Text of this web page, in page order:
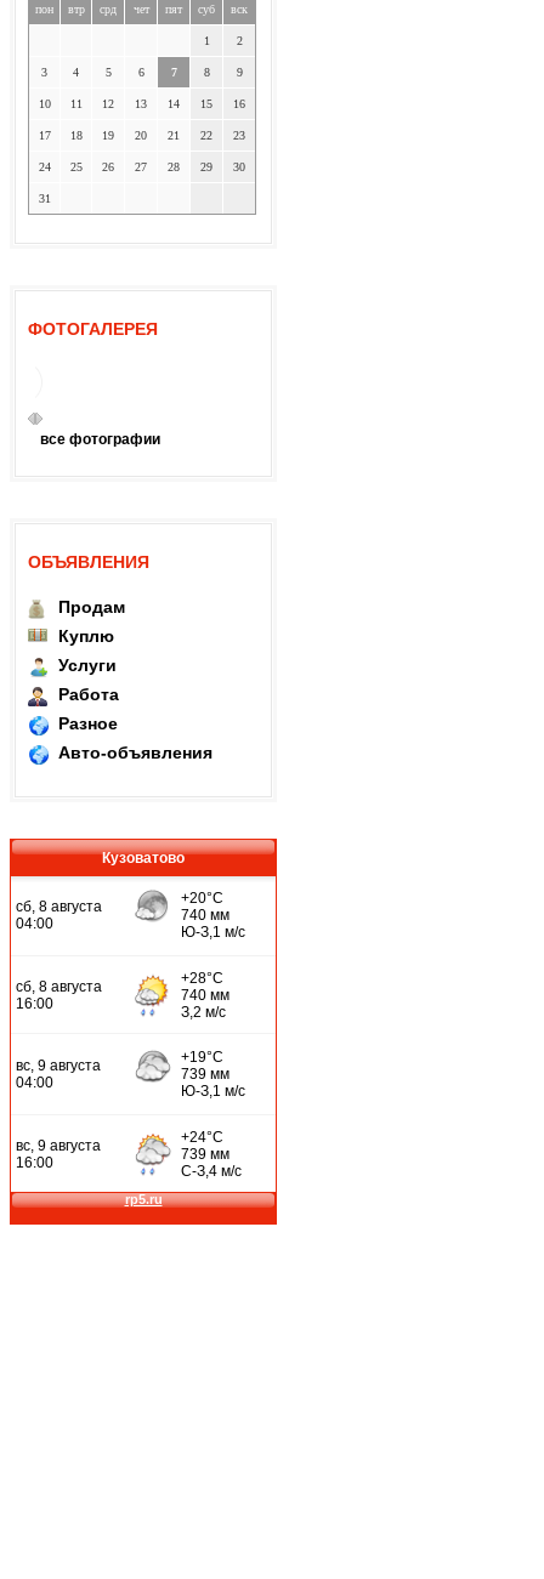
пон втр срд чет пят суб вск
1 2
3 4 5 6 7 8 9
10 11 12 13 14 15 16
17 18 19 20 21 22 23
24 25 26 27 28 29 30
31
ФОТОГАЛЕРЕЯ
все фотографии
ОБЪЯВЛЕНИЯ
Продам
Куплю
Услуги
Работа
Разное
Авто-объявления
Кузоватово